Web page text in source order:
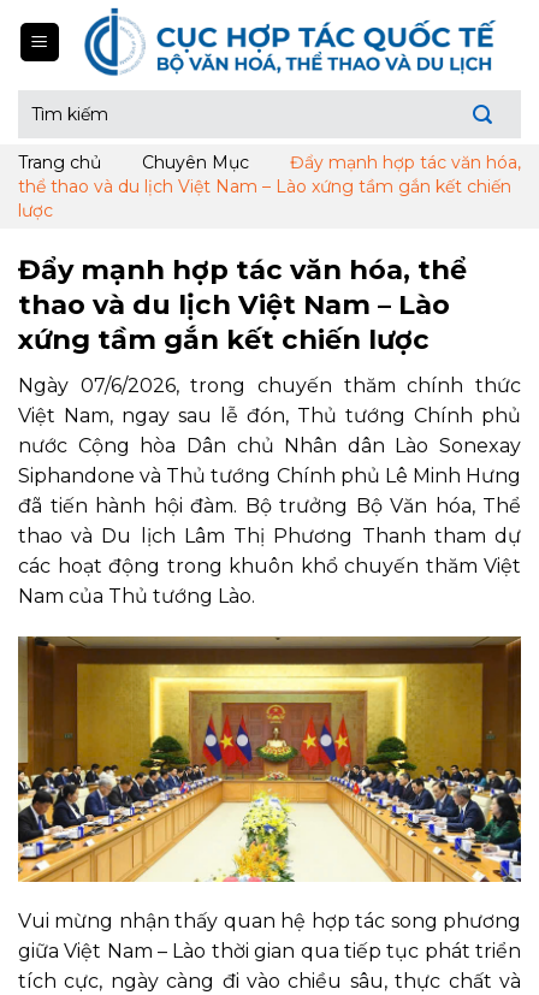
kiếm:
Trang chủ Chuyên Mục
Đẩy mạnh hợp tác văn hóa,
thể thao và du lịch Việt Nam – Lào xứng tầm gắn kết chiến
lược
Đẩy mạnh hợp tác văn hóa, thể
thao và du lịch Việt Nam – Lào
xứng tầm gắn kết chiến lược
Ngày 07/6/2026, trong chuyến thăm chính thức
Việt Nam, ngay sau lễ đón, Thủ tướng Chính phủ
nước Cộng hòa Dân chủ Nhân dân Lào Sonexay
Siphandone và Thủ tướng Chính phủ Lê Minh Hưng
đã tiến hành hội đàm. Bộ trưởng Bộ Văn hóa, Thể
thao và Du lịch Lâm Thị Phương Thanh tham dự
các hoạt động trong khuôn khổ chuyến thăm Việt
Nam của Thủ tướng Lào.
Vui mừng nhận thấy quan hệ hợp tác song phương
giữa Việt Nam – Lào thời gian qua tiếp tục phát triển
tích cực, ngày càng đi vào chiều sâu, thực chất và